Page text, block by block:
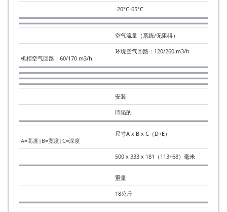
-20°C-65°C
空气流量（系统/无阻碍）
环境空气回路：120/260 m3/h
机柜空气回路：60/170 m3/h
安装
凹陷的
尺寸A x B x C（D+E）
A=高度|B=宽度|C=深度
500 x 333 x 181（113+68）毫米
重量
18公斤